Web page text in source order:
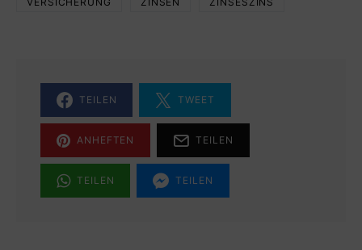
TEILEN TWEET
ANHEFTEN TEILEN
TEILEN TEILEN